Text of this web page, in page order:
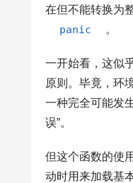
在但不能转换为
panic 。
一开始看，这似
原则。毕竟，环
一种完全可能发
误”。
但这个函数的使
动时用来加载基